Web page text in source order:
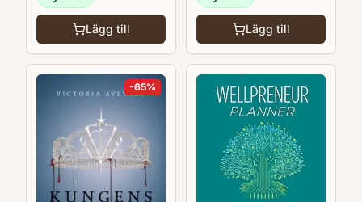
Lägg till Lägg till
-65%